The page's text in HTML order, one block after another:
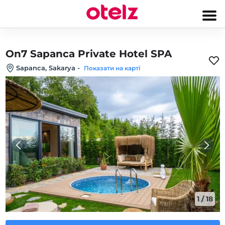
On7 Sapanca Private Hotel SPA
Sapanca, Sakarya - Показати на карті
1 /18